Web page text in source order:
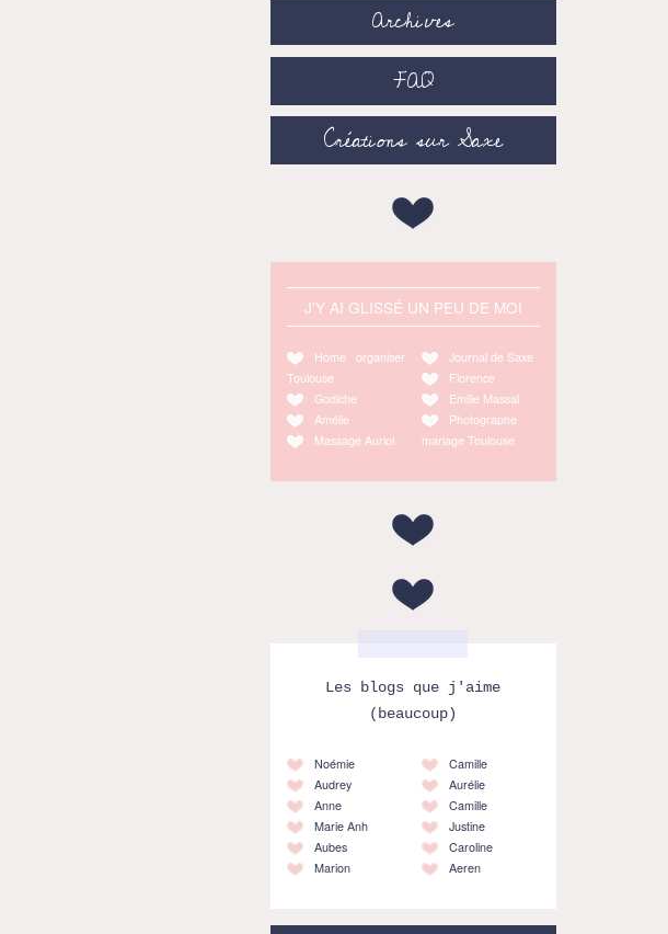
Archives
FAQ
Créations sur Saxe
J'Y AI GLISSÉ UN PEU DE MOI
Home organiser
Toulouse
Godiche
Amélie
Massage Auriol
Journal de Saxe
Florence
Emilie Massal
Photographe
mariage Toulouse
Les blogs que j'aime
(beaucoup)
Noémie
Audrey
Anne
Marie Anh
Aubes
Marion
Camille
Aurélie
Camille
Justine
Caroline
Aeren